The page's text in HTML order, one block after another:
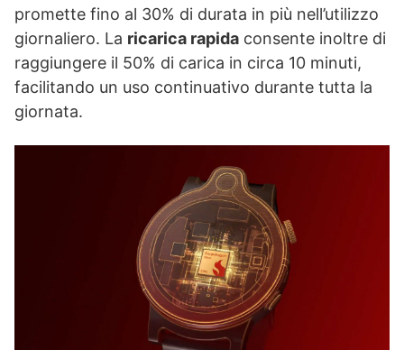
promette fino al 30% di durata in più nell’utilizzo
giornaliero. La ricarica rapida consente inoltre di
raggiungere il 50% di carica in circa 10 minuti,
facilitando un uso continuativo durante tutta la
giornata.